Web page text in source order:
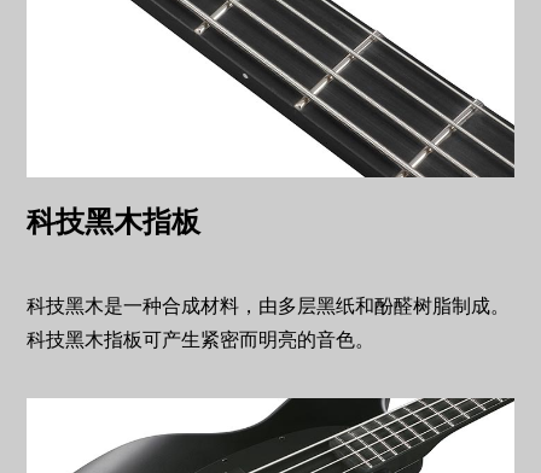
科技黑木指板
科技黑木是一种合成材料，由多层黑纸和酚醛树脂制成。
科技黑木指板可产生紧密而明亮的音色。